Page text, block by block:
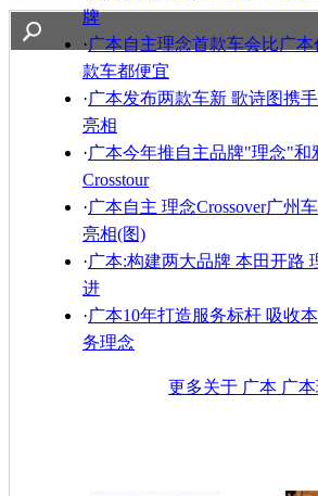
牌
·广本自主理念首款车会比广本
款车都便宜
·广本发布两款车新 歌诗图携
亮相
·广本今年推自主品牌"理念"和
Crosstour
·广本自主 理念Crossover广州
亮相(图)
·广本:构建两大品牌 本田开路
进
·广本10年打造服务标杆 吸收
务理念
更多关于 广本 广